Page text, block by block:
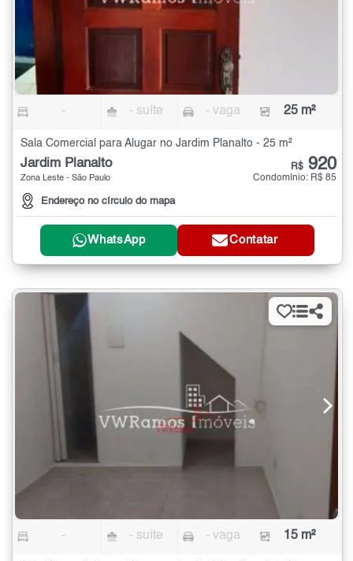
- - suíte - vaga 25 m²
Sala Comercial para Alugar no Jardim Planalto - 25 m²
Jardim Planalto
Zona Leste - São Paulo
Endereço no círculo do mapa
R$ 920
Condomínio: R$ 85
WhatsApp Contatar
- - suíte - vaga 15 m²